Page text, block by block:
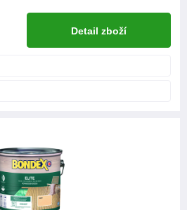
Detail zboží